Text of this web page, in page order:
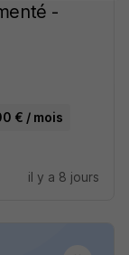
-
€ / mois
il y a 8 jours